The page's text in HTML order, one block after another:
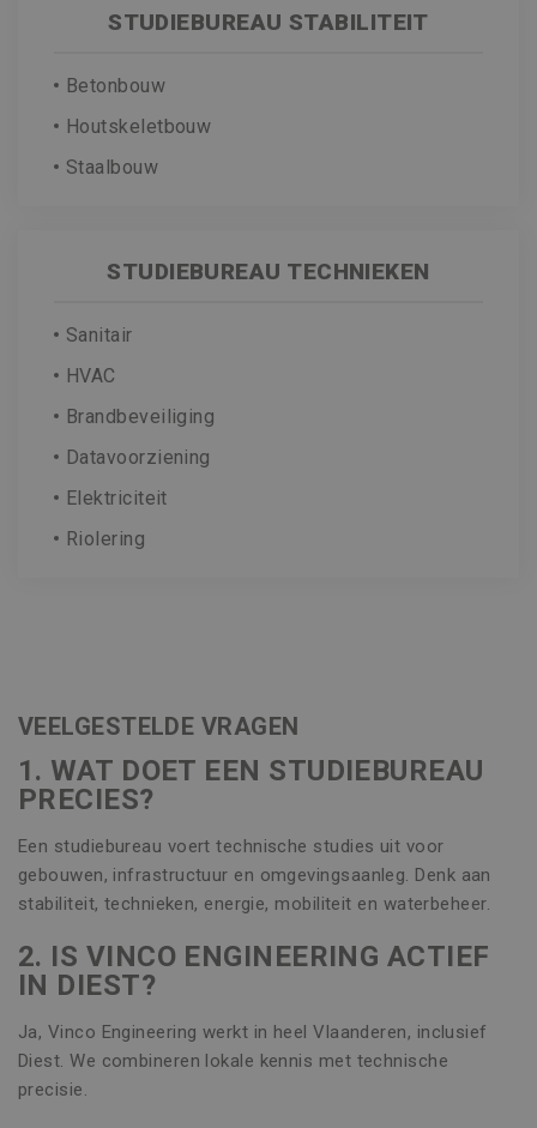
STUDIEBUREAU STABILITEIT
Betonbouw
Houtskeletbouw
Staalbouw
STUDIEBUREAU TECHNIEKEN
Sanitair
HVAC
Brandbeveiliging
Datavoorziening
Elektriciteit
Riolering
VEELGESTELDE VRAGEN
1. WAT DOET EEN STUDIEBUREAU
PRECIES?
Een studiebureau voert technische studies uit voor
gebouwen, infrastructuur en omgevingsaanleg. Denk aan
stabiliteit, technieken, energie, mobiliteit en waterbeheer.
2. IS VINCO ENGINEERING ACTIEF
IN DIEST?
Ja, Vinco Engineering werkt in heel Vlaanderen, inclusief
Diest. We combineren lokale kennis met technische
precisie.